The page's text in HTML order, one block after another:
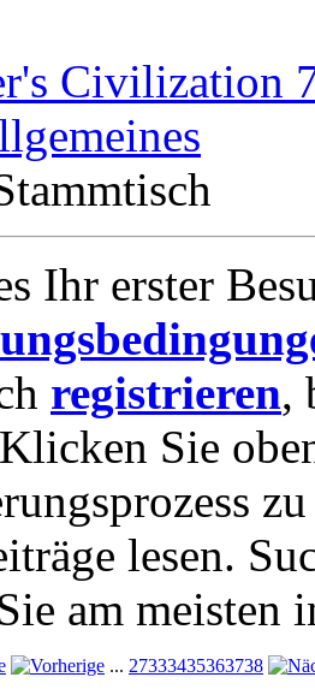
Civilization
Ihr erster
registrieren,
Sie
lesen.
am meisten
... 27333435363738